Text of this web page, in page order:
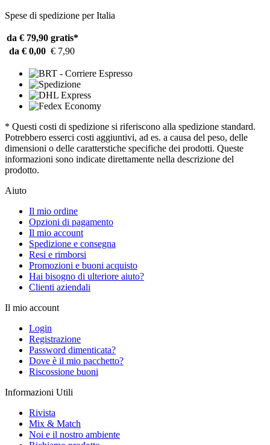
Spese di spedizione per Italia
da € 79,90 gratis*
da € 0,00 € 7,90
* Questi costi di spedizione si riferiscono alla spedizione standard.
Potrebbero esserci costi aggiuntivi, ad es. a causa del peso, delle
dimensioni o delle caratterstiche specifiche dei prodotti. Queste
informazioni sono indicate direttamente nella descrizione del
prodotto.
Aiuto
Il mio ordine
Opzioni di pagamento
Il mio account
Spedizione e consegna
Resi e rimborsi
Promozioni e buoni acquisto
Hai bisogno di ulteriore aiuto?
Clienti aziendali
Il mio account
Login
Registrazione
Password dimenticata?
Dove è il mio pacchetto?
Riscossione buoni
Informazioni Utili
Rivista
Mix & Match
Noi e il nostro ambiente